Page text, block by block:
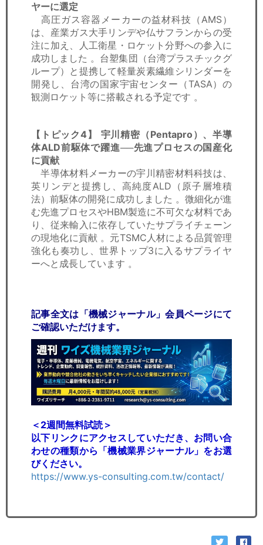
ヤーに選定
高圧ガス容器メーカーの益材科技（AMS）
は、産業ガス大手リンデや仏サフランからの受
注に加え、人工衛星・ロケット分野への参入に
成功しました 。台塑集団（台湾プラスチックグ
ループ）と提携して軽量炭素繊維シリンダーを
開発し、台湾の国家宇宙センター（TASA）の
観測ロケット等に搭載される予定です 。
【トピック4】
宇川精密（Pentapro）、半導
体ALD前駆体で躍進──先進プロセスの国産化
に貢献
半導体材料メーカーの宇川精密材料科技は、
英リンデと提携し、高純度ALD（原子層堆積
法）前駆体の開発に成功しました 。微細化が進
む先進プロセスやHBM製造に不可欠な材料であ
り、従来輸入に依存していたサプライチェーン
の現地化に貢献 。元TSMC人材による品質管理
強化も奏功し、世界トップ3に入るサプライヤ
ーへと成長しています 。
記事全文は「機械ジャーナル」会員ページにて
ご確認いただけます。
＜2週間無料試読＞
以下リンクにアクセスしていただき、お問い合
わせの種類から「機械業界ジャーナル」をお選
びください。
https://www.ys-consulting.com.tw/contact/